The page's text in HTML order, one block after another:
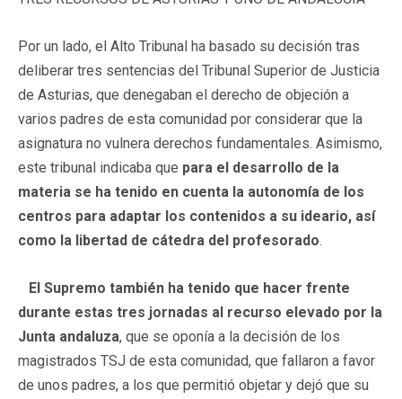
Por un lado, el Alto Tribunal ha basado su decisión tras
deliberar tres sentencias del Tribunal Superior de Justicia
de Asturias, que denegaban el derecho de objeción a
varios padres de esta comunidad por considerar que la
asignatura no vulnera derechos fundamentales. Asimismo,
este tribunal indicaba que para el desarrollo de la
materia se ha tenido en cuenta la autonomía de los
centros para adaptar los contenidos a su ideario, así
como la libertad de cátedra del profesorado.
El Supremo también ha tenido que hacer frente
durante estas tres jornadas al recurso elevado por la
Junta andaluza, que se oponía a la decisión de los
magistrados TSJ de esta comunidad, que fallaron a favor
de unos padres, a los que permitió objetar y dejó que su